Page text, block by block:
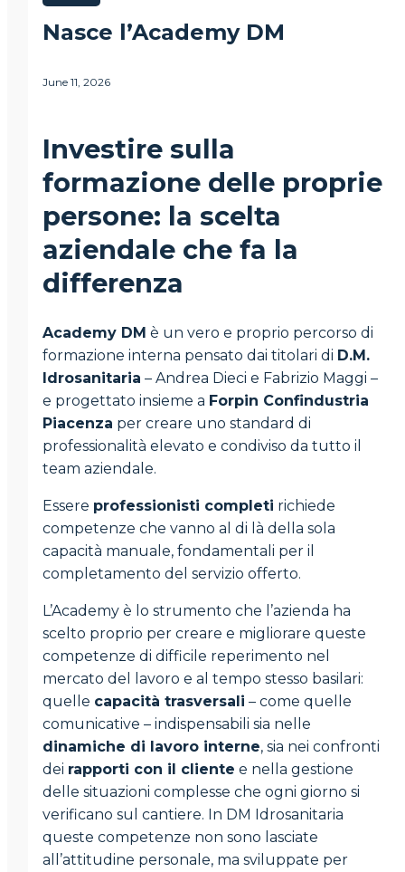
Nasce l’Academy DM
June 11, 2026
Investire sulla
formazione delle proprie
persone: la scelta
aziendale che fa la
differenza
Academy DM è un vero e proprio percorso di
formazione interna pensato dai titolari di D.M.
Idrosanitaria – Andrea Dieci e Fabrizio Maggi –
e progettato insieme a Forpin Confindustria
Piacenza per creare uno standard di
professionalità elevato e condiviso da tutto il
team aziendale.
Essere professionisti completi richiede
competenze che vanno al di là della sola
capacità manuale, fondamentali per il
completamento del servizio offerto.
L’Academy è lo strumento che l’azienda ha
scelto proprio per creare e migliorare queste
competenze di difficile reperimento nel
mercato del lavoro e al tempo stesso basilari:
quelle capacità trasversali – come quelle
comunicative – indispensabili sia nelle
dinamiche di lavoro interne, sia nei confronti
dei rapporti con il cliente e nella gestione
delle situazioni complesse che ogni giorno si
verificano sul cantiere. In DM Idrosanitaria
queste competenze non sono lasciate
all’attitudine personale, ma sviluppate per